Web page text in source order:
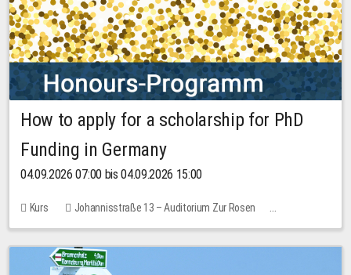
How to apply for a scholarship for PhD
Funding in Germany
04.09.2026 07:00 bis 04.09.2026 15:00
Kurs
Johannisstraße 13 – Auditorium Zur Rosen
Keine freien Plätze